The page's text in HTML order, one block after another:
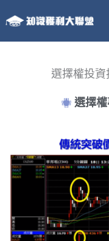
至
主
選擇權投資
選擇